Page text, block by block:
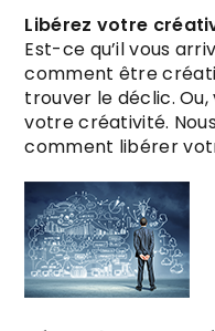
Libérez votre
Est-ce qu’il vous
comment être
trouver le déclic. Ou,
votre créativité.
comment libérer